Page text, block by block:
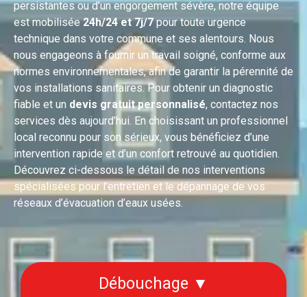
persistantes ou d’un engorgement sévère, notre équipe
est mobilisée24h/24 et 7j/7pour toute urgence
technique dans votre commune et ses alentours. Nous
nous engageons à fournir un travail soigné, conforme aux
normes environnementales, afin de garantir la pérennité de
vos installations sanitaires. Pour obtenir un diagnostic
fiable et un devis gratuit personnalisé, contactez nos
services dès aujourd’hui. En choisissant un professionnel
local reconnu pour son sérieux, vous bénéficiez d’une
intervention rapide et d’un confort retrouvé au quotidien.
Découvrez ci-dessous le détail de nos interventions
spécialisées pour l’entretien et le dépannage de vos
réseaux d’évacuation d’eaux usées.
Débouchage ▼